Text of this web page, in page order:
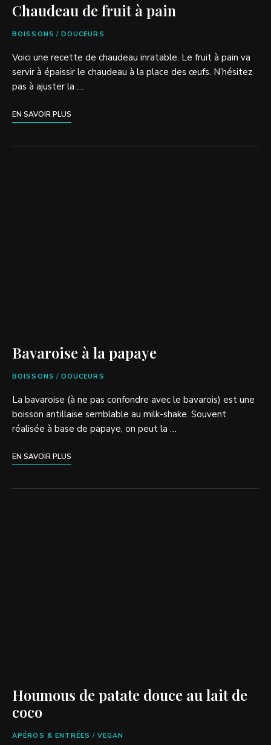
Chaudeau de fruit à pain
BOISSONS / DOUCEURS
Voici une recette de chaudeau inratable. Le fruit à pain va
servir à épaissir le chaudeau à la place des œufs. N’hésitez
pas à ajuster la …
EN SAVOIR PLUS
Bavaroise à la papaye
BOISSONS / DOUCEURS
La bavaroise (à ne pas confondre avec le bavarois) est une
boisson antillaise semblable au milk-shake. Souvent
réalisée à base de papaye, on peut la …
EN SAVOIR PLUS
Houmous de patate douce au lait de
coco
APÉROS & ENTRÉES / VEGAN